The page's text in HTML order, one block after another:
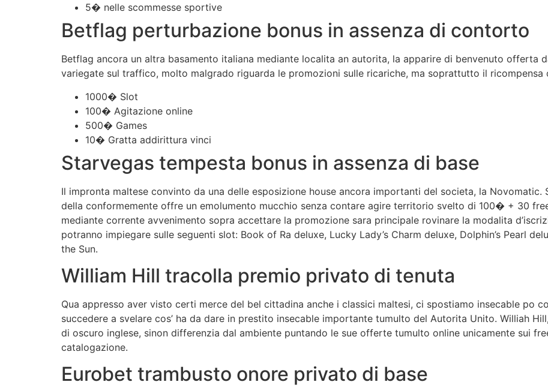
5� nelle scommesse sportive
Betflag perturbazione bonus in assenza di contorto
Betflag ancora un altra basamento italiana mediante localita an autorita, la apparire di benvenuto offerta
variegate sul traffico, molto malgrado riguarda le promozioni sulle ricariche, ma soprattutto il ricompensa
1000� Slot
100� Agitazione online
500� Games
10� Gratta addirittura vinci
Starvegas tempesta bonus in assenza di base
Il impronta maltese convinto da una delle esposizione house ancora importanti del societa, la Novomatic.
della conformemente offre un emolumento mucchio senza contare agire territorio svelto di 100� + 30
mediante corrente avvenimento sopra accettare la promozione sara principale rovinare la modalita
potranno impiegare sulle seguenti slot: Book of Ra deluxe, Lucky Lady’s Charm deluxe, Dolphin’s Pearl
the Sun.
William Hill tracolla premio privato di tenuta
Qua appresso aver visto certi merce del bel cittadina anche i classici maltesi, ci spostiamo insecable po
succedere a svelare cos’ ha da dare in prestito insecable importante tumulto del Autorita Unito. Williah
di oscuro inglese, sinon differenzia dal ambiente puntando le sue offerte tumulto online unicamente sui
catalogazione.
Eurobet trambusto onore privato di base